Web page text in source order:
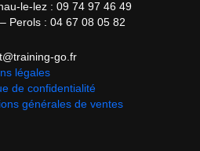
le-lez : 09 74 97 46 49
Perols : 04 67 08 05 82
go.fr
légales
de confidentialité
générales de ventes